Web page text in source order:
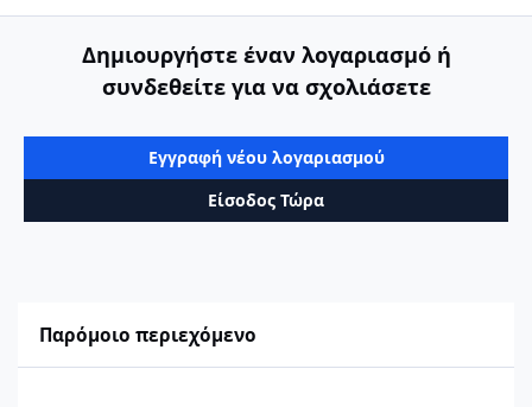
Δημιουργήστε έναν λογαριασμό ή
συνδεθείτε για να σχολιάσετε
Εγγραφή νέου λογαριασμού
Είσοδος Τώρα
Παρόμοιο περιεχόμενο